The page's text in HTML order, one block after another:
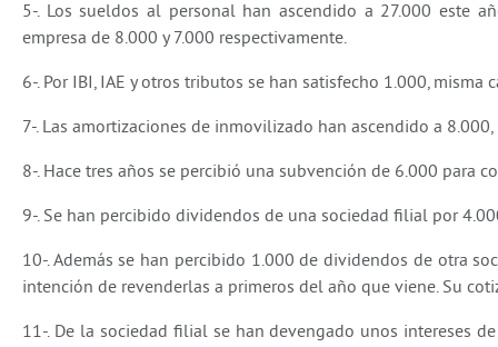
5-. Los sueldos al personal han ascendido a 27.000 este
empresa de 8.000 y 7.000 respectivamente.
6-. Por IBI, IAE y otros tributos se han satisfecho 1.000, misma
7-. Las amortizaciones de inmovilizado han ascendido a
8-. Hace tres años se percibió una subvención de 6.000 para
9-. Se han percibido dividendos de una sociedad filial por
10-. Además se han percibido 1.000 de dividendos de otra
intención de revenderlas a primeros del año que viene. Su
11-. De la sociedad filial se han devengado unos intereses